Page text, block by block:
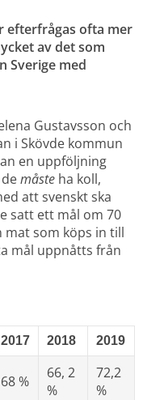
efterfrågas ofta mer
av det som
Sverige med
Gustavsson och
i Skövde kommun
en uppföljning
måste ha koll,
att svenskt ska
satt ett mål om 70
mat som köps in till
mål uppnåtts från
2017 2018 2019
68 %
66, 2
%
72,2
%